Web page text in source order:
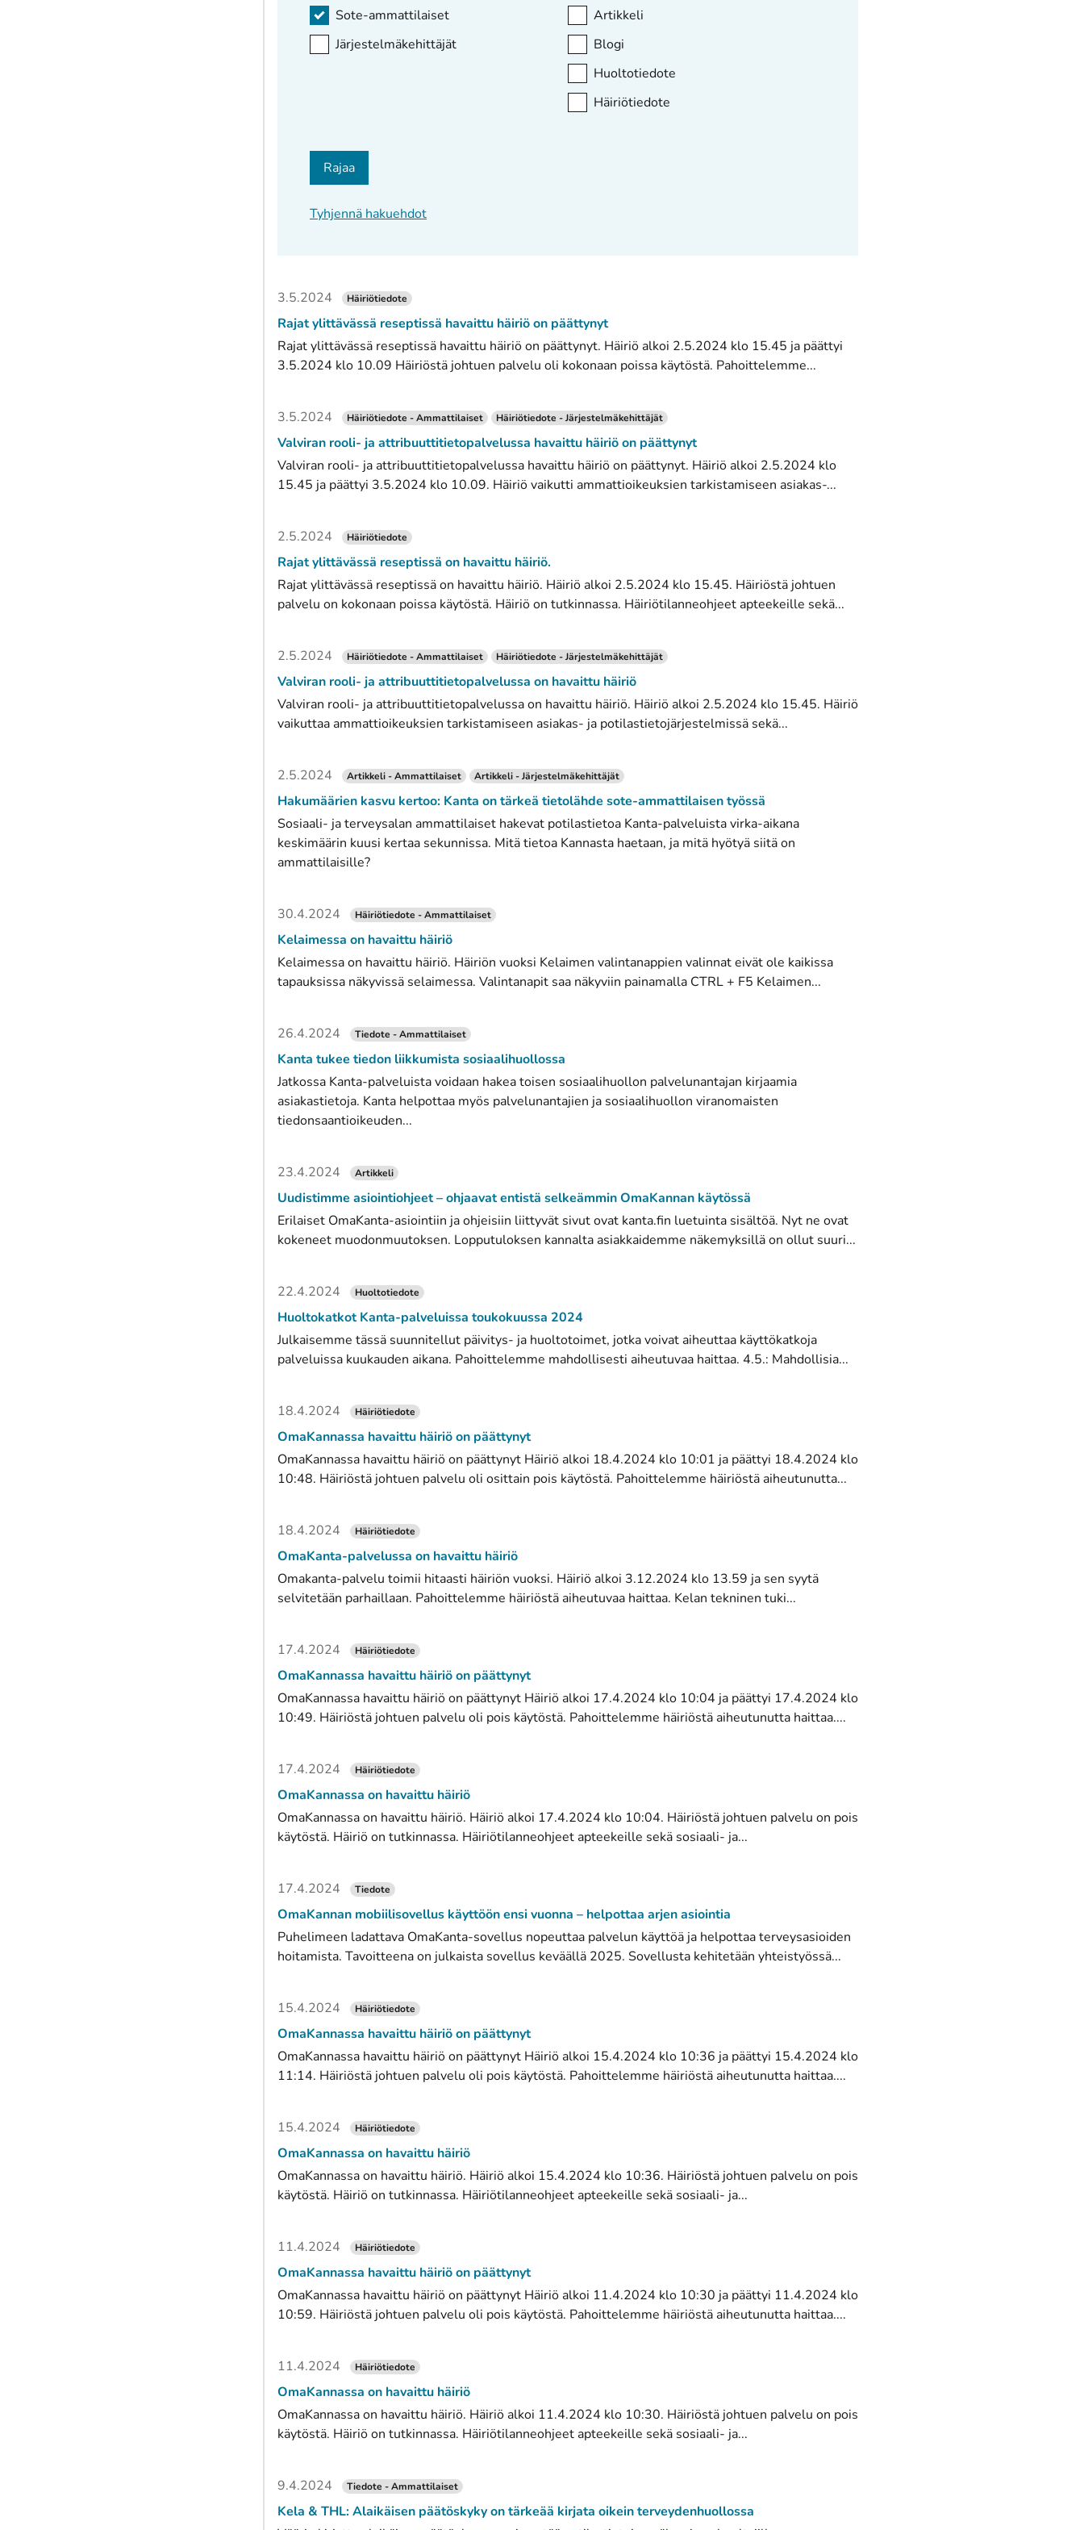
Sote-ammattilaiset
Järjestelmäkehittäjät
Artikkeli
Blogi
Huoltotiedote
Häiriötiedote
Rajaa
Tyhjennä hakuehdot
3.5.2024 Häiriötiedote
Rajat ylittävässä reseptissä havaittu häiriö on päättynyt
Rajat ylittävässä reseptissä havaittu häiriö on päättynyt. Häiriö alkoi 2.5.2024 klo 15.45 ja päättyi
3.5.2024 klo 10.09 Häiriöstä johtuen palvelu oli kokonaan poissa käytöstä. Pahoittelemme...
3.5.2024 Häiriötiedote - Ammattilaiset Häiriötiedote - Järjestelmäkehittäjät
Valviran rooli- ja attribuuttitietopalvelussa havaittu häiriö on päättynyt
Valviran rooli- ja attribuuttitietopalvelussa havaittu häiriö on päättynyt. Häiriö alkoi 2.5.2024 klo
15.45 ja päättyi 3.5.2024 klo 10.09. Häiriö vaikutti ammattioikeuksien tarkistamiseen asiakas-...
2.5.2024 Häiriötiedote
Rajat ylittävässä reseptissä on havaittu häiriö.
Rajat ylittävässä reseptissä on havaittu häiriö. Häiriö alkoi 2.5.2024 klo 15.45. Häiriöstä johtuen
palvelu on kokonaan poissa käytöstä. Häiriö on tutkinnassa. Häiriötilanneohjeet apteekeille sekä...
2.5.2024 Häiriötiedote - Ammattilaiset Häiriötiedote - Järjestelmäkehittäjät
Valviran rooli- ja attribuuttitietopalvelussa on havaittu häiriö
Valviran rooli- ja attribuuttitietopalvelussa on havaittu häiriö. Häiriö alkoi 2.5.2024 klo 15.45. Häiriö
vaikuttaa ammattioikeuksien tarkistamiseen asiakas- ja potilastietojärjestelmissä sekä...
2.5.2024 Artikkeli - Ammattilaiset Artikkeli - Järjestelmäkehittäjät
Hakumäärien kasvu kertoo: Kanta on tärkeä tietolähde sote-ammattilaisen työssä
Sosiaali- ja terveysalan ammattilaiset hakevat potilastietoa Kanta-palveluista virka-aikana
keskimäärin kuusi kertaa sekunnissa. Mitä tietoa Kannasta haetaan, ja mitä hyötyä siitä on
ammattilaisille?
30.4.2024 Häiriötiedote - Ammattilaiset
Kelaimessa on havaittu häiriö
Kelaimessa on havaittu häiriö. Häiriön vuoksi Kelaimen valintanappien valinnat eivät ole kaikissa
tapauksissa näkyvissä selaimessa. Valintanapit saa näkyviin painamalla CTRL + F5 Kelaimen...
26.4.2024 Tiedote - Ammattilaiset
Kanta tukee tiedon liikkumista sosiaalihuollossa
Jatkossa Kanta-palveluista voidaan hakea toisen sosiaalihuollon palvelunantajan kirjaamia
asiakastietoja. Kanta helpottaa myös palvelunantajien ja sosiaalihuollon viranomaisten
tiedonsaantioikeuden...
23.4.2024 Artikkeli
Uudistimme asiointiohjeet – ohjaavat entistä selkeämmin OmaKannan käytössä
Erilaiset OmaKanta-asiointiin ja ohjeisiin liittyvät sivut ovat kanta.fin luetuinta sisältöä. Nyt ne ovat
kokeneet muodonmuutoksen. Lopputuloksen kannalta asiakkaidemme näkemyksillä on ollut suuri...
22.4.2024 Huoltotiedote
Huoltokatkot Kanta-palveluissa toukokuussa 2024
Julkaisemme tässä suunnitellut päivitys- ja huoltotoimet, jotka voivat aiheuttaa käyttökatkoja
palveluissa kuukauden aikana. Pahoittelemme mahdollisesti aiheutuvaa haittaa. 4.5.: Mahdollisia...
18.4.2024 Häiriötiedote
OmaKannassa havaittu häiriö on päättynyt
OmaKannassa havaittu häiriö on päättynyt Häiriö alkoi 18.4.2024 klo 10:01 ja päättyi 18.4.2024 klo
10:48. Häiriöstä johtuen palvelu oli osittain pois käytöstä. Pahoittelemme häiriöstä aiheutunutta...
18.4.2024 Häiriötiedote
OmaKanta-palvelussa on havaittu häiriö
Omakanta-palvelu toimii hitaasti häiriön vuoksi. Häiriö alkoi 3.12.2024 klo 13.59 ja sen syytä
selvitetään parhaillaan. Pahoittelemme häiriöstä aiheutuvaa haittaa. Kelan tekninen tuki...
17.4.2024 Häiriötiedote
OmaKannassa havaittu häiriö on päättynyt
OmaKannassa havaittu häiriö on päättynyt Häiriö alkoi 17.4.2024 klo 10:04 ja päättyi 17.4.2024 klo
10:49. Häiriöstä johtuen palvelu oli pois käytöstä. Pahoittelemme häiriöstä aiheutunutta haittaa....
17.4.2024 Häiriötiedote
OmaKannassa on havaittu häiriö
OmaKannassa on havaittu häiriö. Häiriö alkoi 17.4.2024 klo 10:04. Häiriöstä johtuen palvelu on pois
käytöstä. Häiriö on tutkinnassa. Häiriötilanneohjeet apteekeille sekä sosiaali- ja...
17.4.2024 Tiedote
OmaKannan mobiilisovellus käyttöön ensi vuonna – helpottaa arjen asiointia
Puhelimeen ladattava OmaKanta-sovellus nopeuttaa palvelun käyttöä ja helpottaa terveysasioiden
hoitamista. Tavoitteena on julkaista sovellus keväällä 2025. Sovellusta kehitetään yhteistyössä...
15.4.2024 Häiriötiedote
OmaKannassa havaittu häiriö on päättynyt
OmaKannassa havaittu häiriö on päättynyt Häiriö alkoi 15.4.2024 klo 10:36 ja päättyi 15.4.2024 klo
11:14. Häiriöstä johtuen palvelu oli pois käytöstä. Pahoittelemme häiriöstä aiheutunutta haittaa....
15.4.2024 Häiriötiedote
OmaKannassa on havaittu häiriö
OmaKannassa on havaittu häiriö. Häiriö alkoi 15.4.2024 klo 10:36. Häiriöstä johtuen palvelu on pois
käytöstä. Häiriö on tutkinnassa. Häiriötilanneohjeet apteekeille sekä sosiaali- ja...
11.4.2024 Häiriötiedote
OmaKannassa havaittu häiriö on päättynyt
OmaKannassa havaittu häiriö on päättynyt Häiriö alkoi 11.4.2024 klo 10:30 ja päättyi 11.4.2024 klo
10:59. Häiriöstä johtuen palvelu oli pois käytöstä. Pahoittelemme häiriöstä aiheutunutta haittaa....
11.4.2024 Häiriötiedote
OmaKannassa on havaittu häiriö
OmaKannassa on havaittu häiriö. Häiriö alkoi 11.4.2024 klo 10:30. Häiriöstä johtuen palvelu on pois
käytöstä. Häiriö on tutkinnassa. Häiriötilanneohjeet apteekeille sekä sosiaali- ja...
9.4.2024 Tiedote - Ammattilaiset
Kela & THL: Alaikäisen päätöskyky on tärkeää kirjata oikein terveydenhuollossa